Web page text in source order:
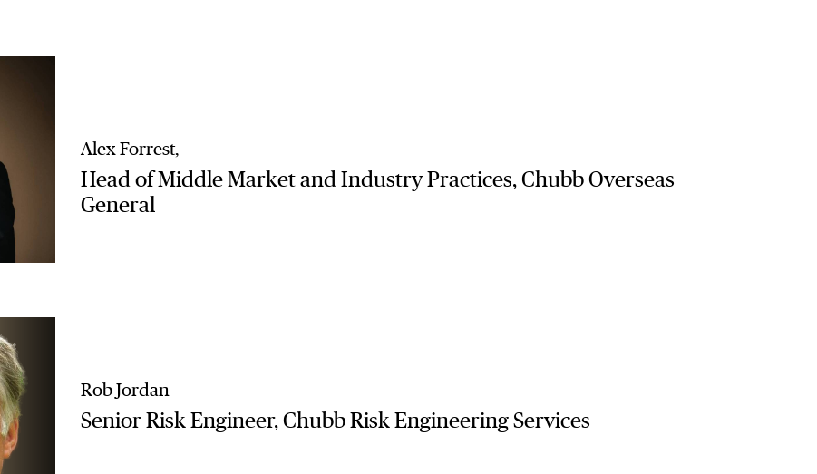
Alex Forrest,
Head of Middle Market and Industry Practices, Chubb Overseas
General
Rob Jordan
Senior Risk Engineer, Chubb Risk Engineering Services